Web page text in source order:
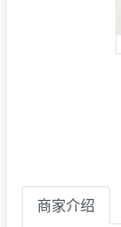
商家介绍